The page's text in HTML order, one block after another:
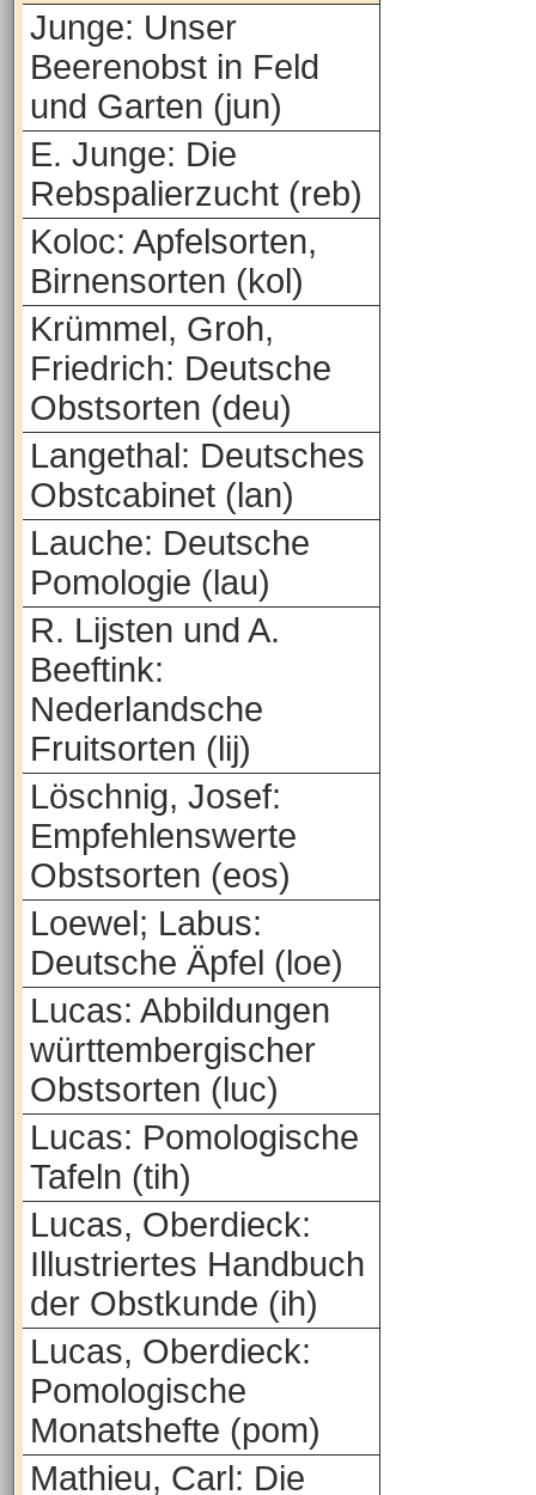
Junge: Unser
Beerenobst in Feld
und Garten (jun)
E. Junge: Die
Rebspalierzucht (reb)
Koloc: Apfelsorten,
Birnensorten (kol)
Krümmel, Groh,
Friedrich: Deutsche
Obstsorten (deu)
Langethal: Deutsches
Obstcabinet (lan)
Lauche: Deutsche
Pomologie (lau)
R. Lijsten und A.
Beeftink:
Nederlandsche
Fruitsorten (lij)
Löschnig, Josef:
Empfehlenswerte
Obstsorten (eos)
Loewel; Labus:
Deutsche Äpfel (loe)
Lucas: Abbildungen
württembergischer
Obstsorten (luc)
Lucas: Pomologische
Tafeln (tih)
Lucas, Oberdieck:
Illustriertes Handbuch
der Obstkunde (ih)
Lucas, Oberdieck:
Pomologische
Monatshefte (pom)
Mathieu, Carl: Die